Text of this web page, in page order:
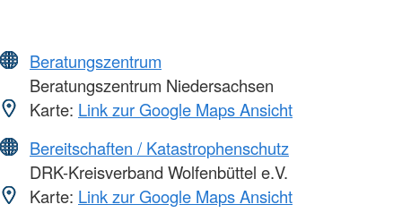
Beratungszentrum
Beratungszentrum Niedersachsen
Karte: Link zur Google Maps Ansicht
Bereitschaften / Katastrophenschutz
DRK-Kreisverband Wolfenbüttel e.V.
Karte: Link zur Google Maps Ansicht